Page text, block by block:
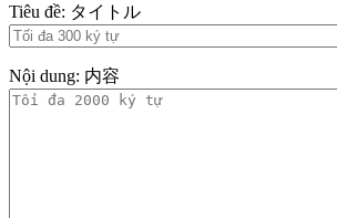
Tiêu đề: タイトル
Nội dung: 内容